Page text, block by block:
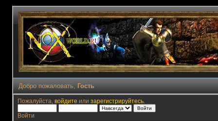
Добро пожаловать, Гость
Пожалуйста, войдите или зарегистрируйтесь.
Войти